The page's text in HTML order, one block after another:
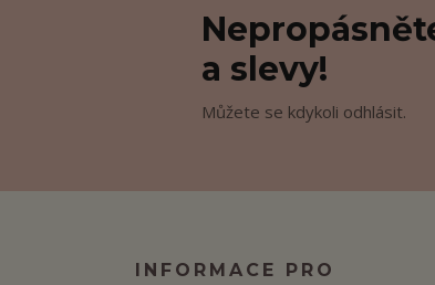
a slevy!
Můžete se kdykoli odhlásit.
INFORMACE PRO